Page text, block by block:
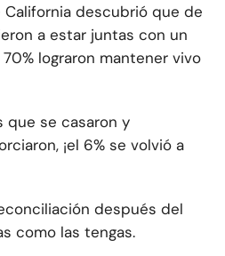
descubrió que de
a estar juntas con un
lograron mantener vivo
que se casaron y
¡el 6% se volvió a
después del
como las tengas.